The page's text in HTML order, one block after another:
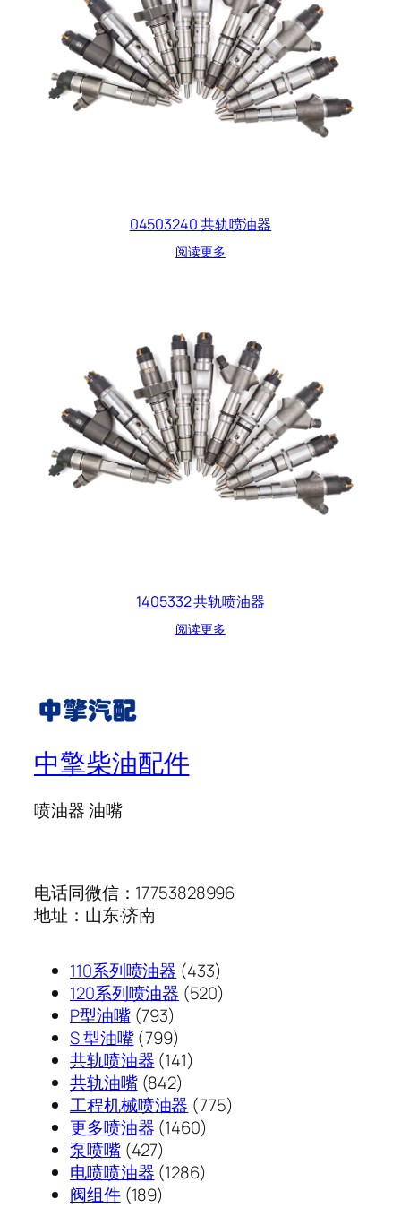
04503240 共轨喷油器
阅读更多
1405332 共轨喷油器
阅读更多
中擎柴油配件
喷油器 油嘴
电话同微信：17753828996
地址：山东·济南
110系列喷油器 433433
个
120系列喷油器 520520
P型油嘴 793793
个
产
品
S 型油嘴 799799
个
产
品
共轨喷油器 141141
产
品
共轨油嘴 842842
个
产
工程机械喷油器 775775
更多喷油器 14601460
产
泵喷嘴 427427
个
产
电喷喷油器 12861286
阀组件 189189